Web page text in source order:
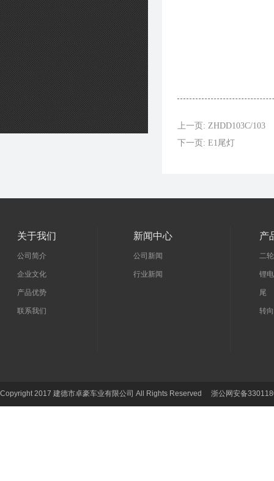
上一页: ZHDD103C/103
下一页: E1尾灯
关于我们
公司简介
企业文化
产品优势
联系我们
新闻中心
公司新闻
行业新闻
产
二
锂
尾
转
Copyright 2017 建德市卓豪车业有限公司 All Rights Reserved 浙公网安备